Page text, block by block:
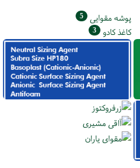
پوشه مقوایی 5
كاغذ كادو 3